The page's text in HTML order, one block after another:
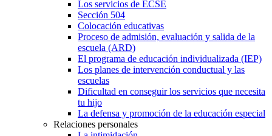
Los servicios de ECSE
Sección 504
Colocación educativas
Proceso de admisión, evaluación y salida de la
escuela (ARD)
El programa de educación individualizada (IEP)
Los planes de intervención conductual y las
escuelas
Dificultad en conseguir los servicios que necesita
tu hijo
La defensa y promoción de la educación especial
Relaciones personales